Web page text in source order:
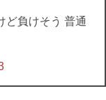
ど負けそう 普通